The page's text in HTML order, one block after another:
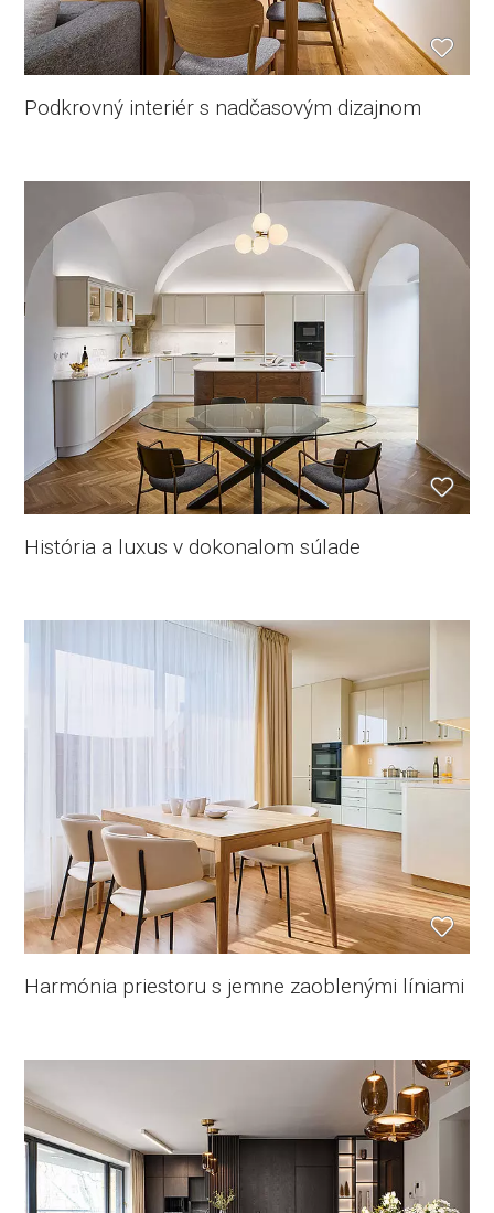
Podkrovný interiér s nadčasovým dizajnom
História a luxus v dokonalom súlade
Harmónia priestoru s jemne zaoblenými líniami